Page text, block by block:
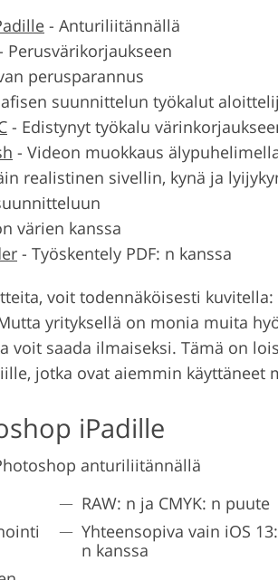
- Anturiliitännällä
Perusvärikorjaukseen
perusparannus
suunnittelun työkalut
- Edistynyt työkalu
- Videon muokkaus
realistinen sivellin, kynä ja
värien kanssa
- Työskentely PDF: n kanssa
voit todennäköisesti kuvitella:
yrityksellä on monia muita
voit saada ilmaiseksi. Tämä on
jotka ovat aiemmin käyttäneet
iPadille
anturiliitännällä
RAW: n ja CMYK: n puute
Yhteensopiva vain iOS 13:
n kanssa